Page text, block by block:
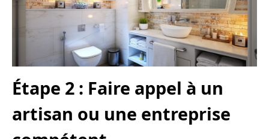
Étape 2 : Faire appel à un
artisan ou une entreprise